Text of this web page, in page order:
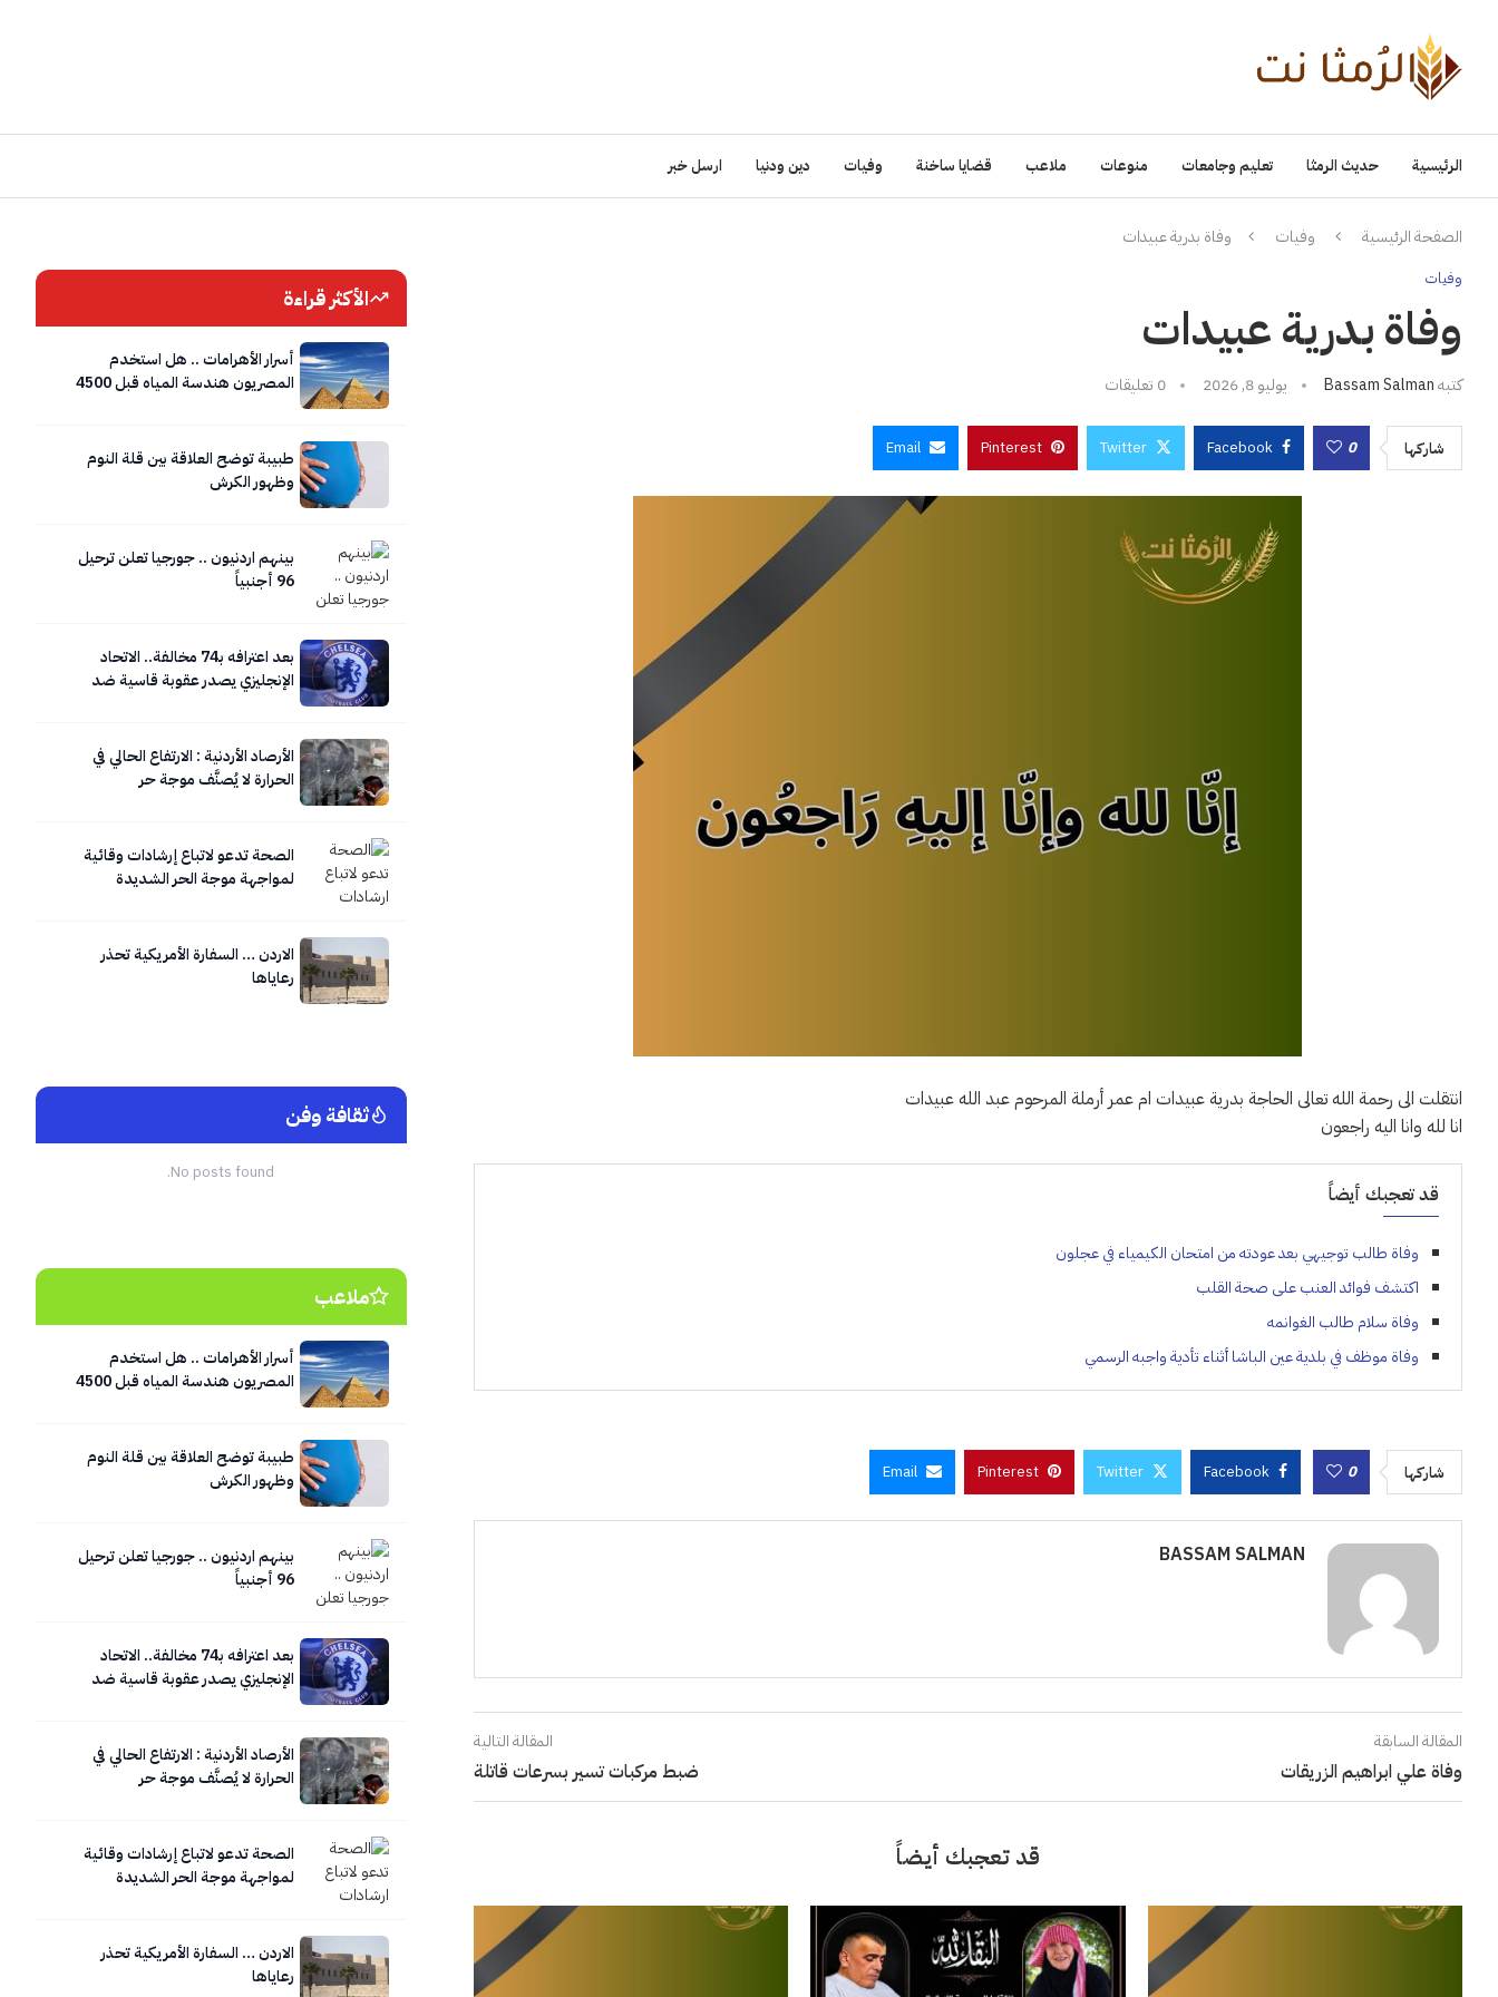
الرئيسية حديث الرمثا تعليم وجامعات منوعات ملاعب قضايا ساخنة وفيات دين ودنيا ارسل خبر
الصفحة الرئيسية وفيات وفاة بدرية عبيدات
وفيات
وفاة بدرية عبيدات
كتبهBassam Salman يوليو 8, 2026 0 تعليقات
شاركها 0
Facebook
Twitter
Pinterest
Email
انتقلت الى رحمة الله تعالى الحاجة بدرية عبيدات ام عمر أرملة المرحوم عبد الله عبيدات
انا لله وانا اليه راجعون
قد تعجبك أيضاً
وفاة طالب توجيهي بعد عودته من امتحان الكيمياء في عجلون
اكتشف فوائد العنب على صحة القلب
وفاة سلام طالب الغوانمه
وفاة موظف في بلدية عين الباشا أثناء تأدية واجبه الرسمي
شاركها 0
Facebook
Twitter
Pinterest
Email
BASSAM SALMAN
المقالة السابقة
وفاة علي ابراهيم الزريقات
المقالة التالية
ضبط مركبات تسير بسرعات قاتلة
قد تعجبك أيضاً
الأكثر قراءة
أسرار الأهرامات .. هل استخدم
المصريون هندسة المياه قبل 4500
طبيبة توضح العلاقة بين قلة النوم
وظهور الكرش
بينهم اردنيون .. جورجيا تعلن ترحيل
96 أجنبياً
بعد اعترافه بـ74 مخالفة.. الاتحاد
الإنجليزي يصدر عقوبة قاسية ضد
الأرصاد الأردنية : الارتفاع الحالي في
الحرارة لا يُصنَّف موجة حر
الصحة تدعو لاتباع إرشادات وقائية
لمواجهة موجة الحر الشديدة
الاردن … السفارة الأمريكية تحذر
رعاياها
ثقافة وفن
No posts found.
ملاعب
أسرار الأهرامات .. هل استخدم
المصريون هندسة المياه قبل 4500
طبيبة توضح العلاقة بين قلة النوم
وظهور الكرش
بينهم اردنيون .. جورجيا تعلن ترحيل
96 أجنبياً
بعد اعترافه بـ74 مخالفة.. الاتحاد
الإنجليزي يصدر عقوبة قاسية ضد
الأرصاد الأردنية : الارتفاع الحالي في
الحرارة لا يُصنَّف موجة حر
الصحة تدعو لاتباع إرشادات وقائية
لمواجهة موجة الحر الشديدة
الاردن … السفارة الأمريكية تحذر
رعاياها